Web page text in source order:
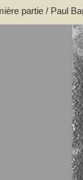
partie / Paul